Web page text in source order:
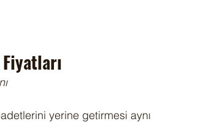
yerine getirmesi aynı